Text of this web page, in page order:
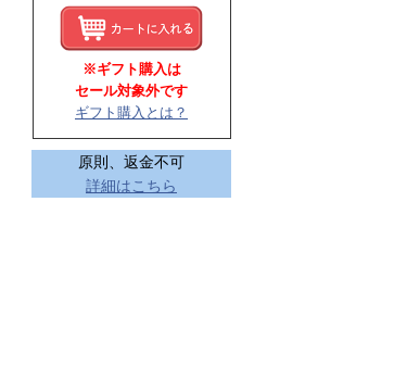
※ギフト購入は
セール対象外です
ギフト購入とは？
原則、返金不可
詳細はこちら